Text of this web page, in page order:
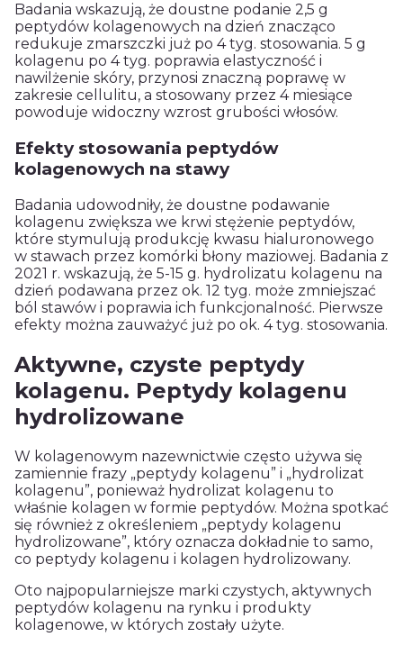
Badania wskazują, że doustne podanie 2,5 g
peptydów kolagenowych na dzień znacząco
redukuje zmarszczki już po 4 tyg. stosowania. 5 g
kolagenu po 4 tyg. poprawia elastyczność i
nawilżenie skóry, przynosi znaczną poprawę w
zakresie cellulitu, a stosowany przez 4 miesiące
powoduje widoczny wzrost grubości włosów.
Efekty stosowania peptydów
kolagenowych na stawy
Badania udowodniły, że doustne podawanie
kolagenu zwiększa we krwi stężenie peptydów,
które stymulują produkcję kwasu hialuronowego
w stawach przez komórki błony maziowej. Badania z
2021 r. wskazują, że 5-15 g. hydrolizatu kolagenu na
dzień podawana przez ok. 12 tyg. może zmniejszać
ból stawów i poprawia ich funkcjonalność. Pierwsze
efekty można zauważyć już po ok. 4 tyg. stosowania.
Aktywne, czyste peptydy
kolagenu. Peptydy kolagenu
hydrolizowane
W kolagenowym nazewnictwie często używa się
zamiennie frazy „peptydy kolagenu” i „hydrolizat
kolagenu”, ponieważ hydrolizat kolagenu to
właśnie kolagen w formie peptydów. Można spotkać
się również z określeniem „peptydy kolagenu
hydrolizowane”, który oznacza dokładnie to samo,
co peptydy kolagenu i kolagen hydrolizowany.
Oto najpopularniejsze marki czystych, aktywnych
peptydów kolagenu na rynku i produkty
kolagenowe, w których zostały użyte.